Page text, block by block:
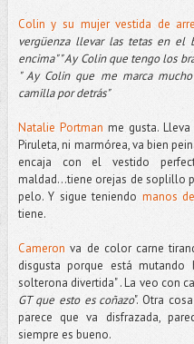
Colin y su mujer vestida de
vergüenza llevar las tetas en el
encima" " Ay Colin que tengo los
" Ay Colin que me marca
camilla por detrás"
Natalie Portman me gusta.
Piruleta, ni marmórea, va bien
encaja con el vestido
maldad...tiene orejas de soplillo
pelo. Y sigue teniendo manos
tiene.
Cameron va de color carne
disgusta porque está
solterona divertida" . La veo con
GT que esto es coñazo". Otra
parece que va disfrazada,
siempre es bueno.